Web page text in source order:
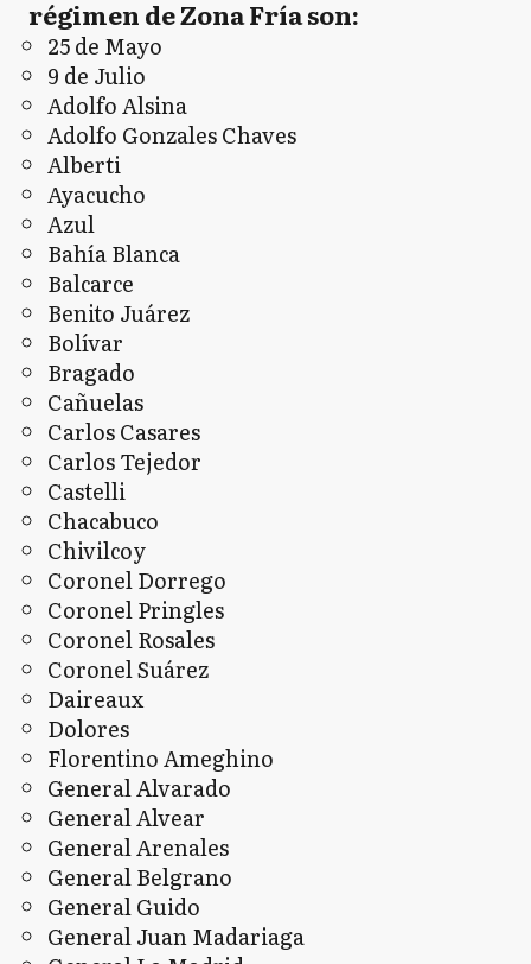
régimen de Zona Fría son:
25 de Mayo
9 de Julio
Adolfo Alsina
Adolfo Gonzales Chaves
Alberti
Ayacucho
Azul
Bahía Blanca
Balcarce
Benito Juárez
Bolívar
Bragado
Cañuelas
Carlos Casares
Carlos Tejedor
Castelli
Chacabuco
Chivilcoy
Coronel Dorrego
Coronel Pringles
Coronel Rosales
Coronel Suárez
Daireaux
Dolores
Florentino Ameghino
General Alvarado
General Alvear
General Arenales
General Belgrano
General Guido
General Juan Madariaga